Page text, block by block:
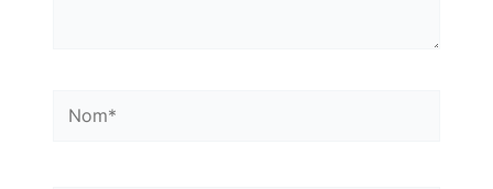
Nom*